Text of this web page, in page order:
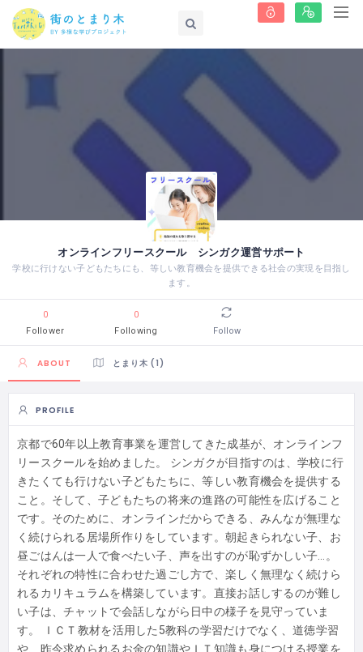
オンラインフリースクール シンガク運営サポート
学校に行けない子どもたちにも、等しい教育機会を提供できる社会の実現を目指し
ます。
0
Follower
0
Following
Follow
ABOUT とまり木 (1)
PROFILE
京都で60年以上教育事業を運営してきた成基が、オンラインフ
リースクールを始めました。 シンガクが目指すのは、学校に行
きたくても行けない子どもたちに、等しい教育機会を提供する
こと。そして、子どもたちの将来の進路の可能性を広げること
です。そのために、オンラインだからできる、みんなが無理な
く続けられる居場所作りをしています。朝起きられない子、お
昼ごはんは一人で食べたい子、声を出すのが恥ずかしい子…。
それぞれの特性に合わせた過ごし方で、楽しく無理なく続けら
れるカリキュラムを構築しています。直接お話しするのが難し
い子は、チャットで会話しながら日中の様子を見守っていま
す。 ＩＣＴ教材を活用した5教科の学習だけでなく、道徳学習
や、昨今求められるお金の知識やＩＴ知識も身につける授業を